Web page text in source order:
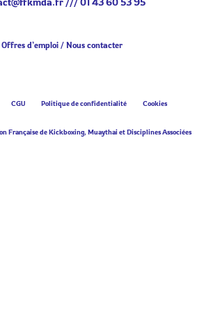
Offres d’emploi Nous contacter
CGU Politique de confidentialité Cookies
Française de Kickboxing, Muaythai et Disciplines Associées